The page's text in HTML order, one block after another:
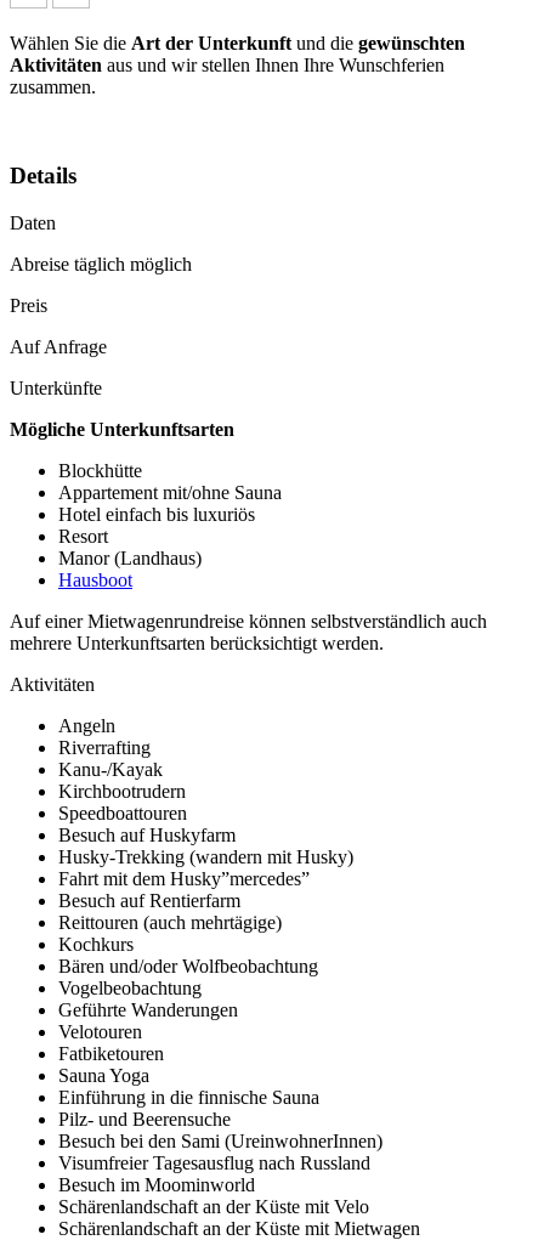
Wählen Sie die Art der Unterkunft und die gewünschten
Aktivitäten aus und wir stellen Ihnen Ihre Wunschferien
zusammen.
Details
Daten
Abreise täglich möglich
Preis
Auf Anfrage
Unterkünfte
Mögliche Unterkunftsarten
Blockhütte
Appartement mit/ohne Sauna
Hotel einfach bis luxuriös
Resort
Manor (Landhaus)
Hausboot
Auf einer Mietwagenrundreise können selbstverständlich auch
mehrere Unterkunftsarten berücksichtigt werden.
Aktivitäten
Angeln
Riverrafting
Kanu-/Kayak
Kirchbootrudern
Speedboattouren
Besuch auf Huskyfarm
Husky-Trekking (wandern mit Husky)
Fahrt mit dem Husky”mercedes”
Besuch auf Rentierfarm
Reittouren (auch mehrtägige)
Kochkurs
Bären und/oder Wolfbeobachtung
Vogelbeobachtung
Geführte Wanderungen
Velotouren
Fatbiketouren
Sauna Yoga
Einführung in die finnische Sauna
Pilz- und Beerensuche
Besuch bei den Sami (UreinwohnerInnen)
Visumfreier Tagesausflug nach Russland
Besuch im Moominworld
Schärenlandschaft an der Küste mit Velo
Schärenlandschaft an der Küste mit Mietwagen